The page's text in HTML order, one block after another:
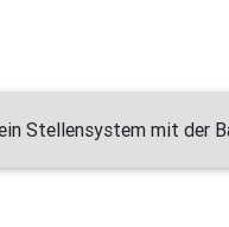
Stellensystem mit der